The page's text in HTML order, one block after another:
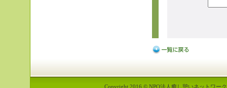
Copyright 2016 © NPO法人癒し憩いネットワー